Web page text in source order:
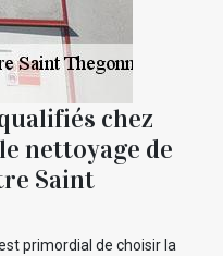
chez
nettoyage de
Saint
primordial de choisir la